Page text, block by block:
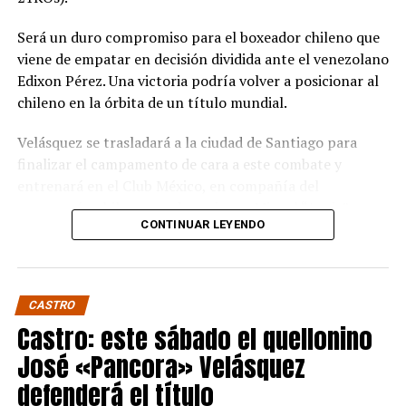
Será un duro compromiso para el boxeador chileno que
viene de empatar en decisión dividida ante el venezolano
Edixon Pérez. Una victoria podría volver a posicionar al
chileno en la órbita de un título mundial.
Velásquez se trasladará a la ciudad de Santiago para
finalizar el campamento de cara a este combate y
excampeón chileno y sudamericano Miguel “Aguja”
González que estará en la esquina del púgil de Quellón.
Wake es un experimentado boxeador de 36 años que
tiene dentro de sus rivales más notables al japonés
Takuma Inoue. Si bien nunca ha disputado un título
mundial, sí ha sido campeón de su país y ha peleado por
distintos títulos internacionales.
Pancora Velásquez viajará el próximo 29 de agosto para
CONTINUAR LEYENDO
CASTRO
Castro: este sábado el quellonino
José «Pancora» Velásquez
defenderá el título